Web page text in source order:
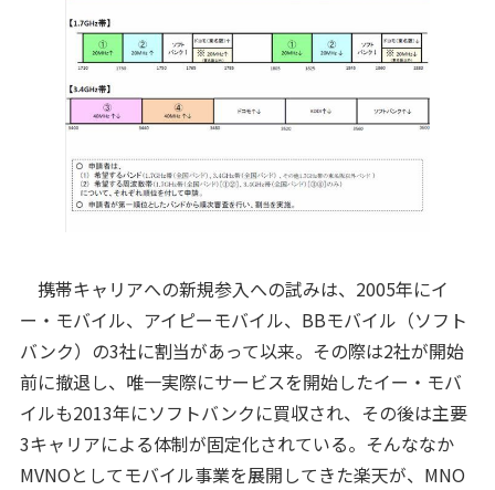
携帯キャリアへの新規参入への試みは、2005年にイ
ー・モバイル、アイピーモバイル、BBモバイル（ソフト
バンク）の3社に割当があって以来。その際は2社が開始
前に撤退し、唯一実際にサービスを開始したイー・モバ
イルも2013年にソフトバンクに買収され、その後は主要
3キャリアによる体制が固定化されている。そんななか
MVNOとしてモバイル事業を展開してきた楽天が、MNO